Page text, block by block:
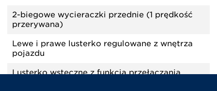
2-biegowe wycieraczki przednie (1 prędkość
przerywana)
Lewe i prawe lusterko regulowane z wnętrza
pojazdu
Lusterko wsteczne z funkcją przełączania